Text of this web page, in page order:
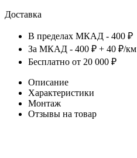
Доставка
В пределах МКАД - 400 ₽
За МКАД - 400 ₽ + 40 ₽/км
Бесплатно от 20 000 ₽
Описание
Характеристики
Монтаж
Отзывы на товар